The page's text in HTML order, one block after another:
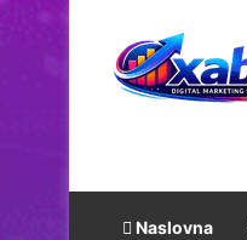
Naslovna